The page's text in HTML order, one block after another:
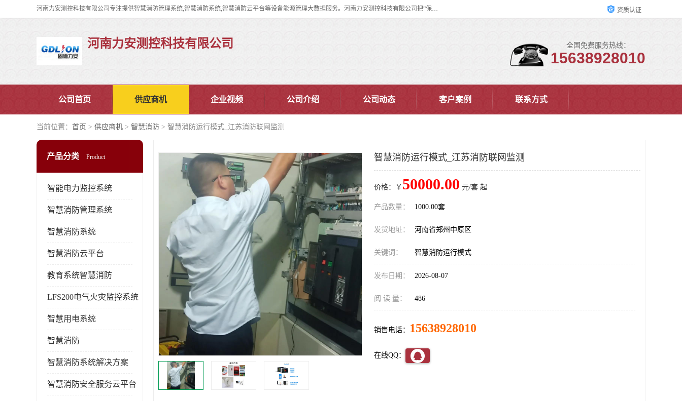
河南力安测控科技有限公司专注提供智慧消防管理系统,智慧消防系统,智慧消防云平台等设备能源管理大数据服务。河南力安测控科技有限公司把“保障设备运行安全可控,让设备管理变得简单”确定为力安的历史使命。 资质认证
河南力安测控科技有限公司 全国免费服务热线：
15638928010
公司首页 供应商机 企业视频 公司介绍 公司动态 客户案例 联系方式
当前位置： 首页 > 供应商机 > 智慧消防 > 智慧消防运行模式_江苏消防联网监测
产品分类 Product
智能电力监控系统
智慧消防管理系统
智慧消防系统
智慧消防云平台
教育系统智慧消防
LFS200电气火灾监控系统
智慧用电系统
智慧消防
智慧消防系统解决方案
智慧消防安全服务云平台
智慧消防运行模式_江苏消防联网监测
价格：￥ 50000.00 元/套 起
产品数量： 1000.00套
发货地址： 河南省郑州中原区
关键词： 智慧消防运行模式
发布日期： 2026-08-07
阅 读 量： 486
销售电话： 15638928010
在线QQ：